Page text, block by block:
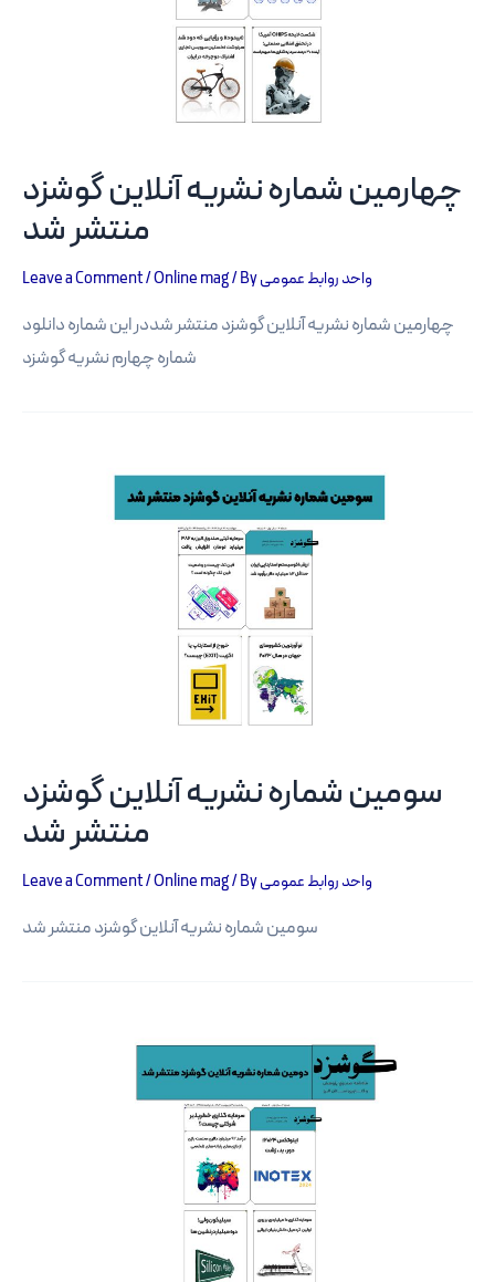
چهارمین شماره نشریه آنلاین گوشزد
منتشر شد
Leave a Comment/Online mag/ Byواحد روابط عمومی
چهارمین شماره نشریه آنلاین گوشزد منتشر شددر این شماره دانلود
شماره چهارم نشریه گوشزد
سومین شماره نشریه آنلاین گوشزد
منتشر شد
Leave a Comment/Online mag/ Byواحد روابط عمومی
سومین شماره نشریه آنلاین گوشزد منتشر شد